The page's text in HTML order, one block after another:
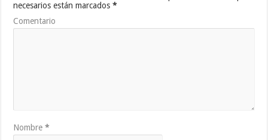
necesarios están marcados*
Comentario
Nombre*